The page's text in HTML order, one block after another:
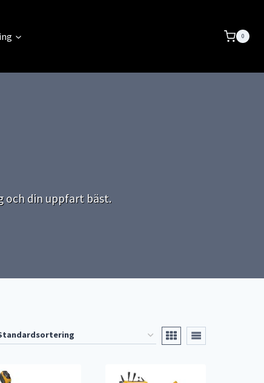
0
och din uppfart bäst.